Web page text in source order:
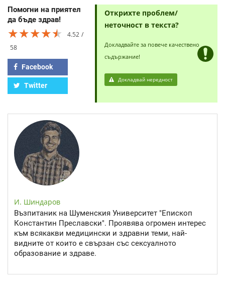
Помогни на приятел
да бъде здрав!
★★★★★
★★★★★
★★★★★
4.52
58
Facebook
Twitter
Открихте проблем/
неточност в текста?
Докладвайте за повече качествено
съдържание!
Докладвай нередност
И. Шиндаров
Възпитаник на Шуменския Университет "Епископ
Константин Преславски". Проявява огромен интерес
към всякакви медицински и здравни теми, най-
видните от които е свързан със сексуалното
образование и здраве.